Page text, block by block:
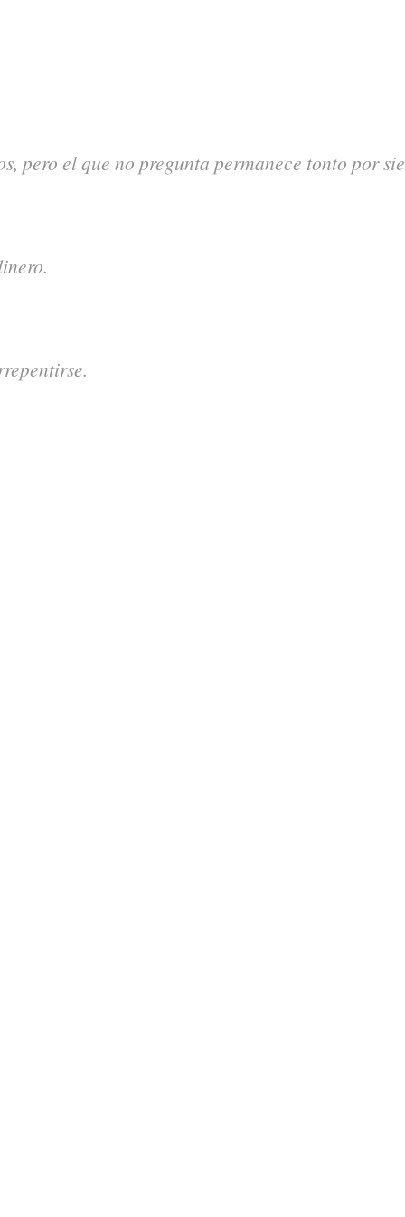
pero el que no pregunta permanece tonto por